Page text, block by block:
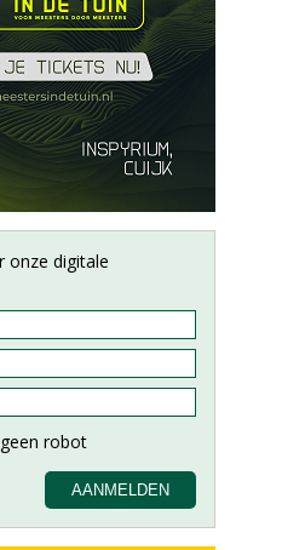
onze digitale